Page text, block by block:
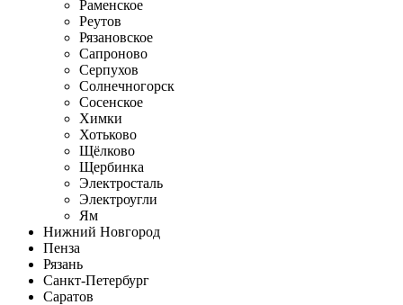
Раменское
Реутов
Рязановское
Сапроново
Серпухов
Солнечногорск
Сосенское
Химки
Хотьково
Щёлково
Щербинка
Электросталь
Электроугли
Ям
Нижний Новгород
Пенза
Рязань
Санкт-Петербург
Саратов